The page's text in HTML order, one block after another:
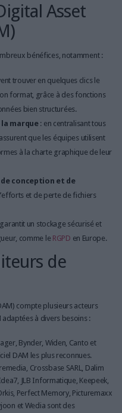
Asset
bénéfices, notamment :
trouver en quelques clics le
format, grâce à des fonctions
bien structurées.
marque: en centralisant tous
que les équipes utilisent
à la charte graphique de leur
conception et de
et de perte de fichiers
un stockage sécurisé et
comme le RGPD en Europe.
de
compte plusieurs acteurs
à divers besoins :
Bynder, Widen, Canto et
DAM les plus reconnues.
Crossbase SARL, Dalim
JLB Informatique, Keepeek,
Perfect Memory, Picturemaxx
et Wedia sont des